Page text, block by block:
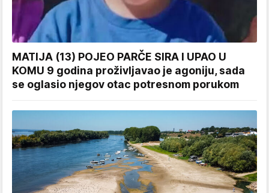
MATIJA (13) POJEO PARČE SIRA I UPAO U
KOMU 9 godina proživljavao je agoniju, sada
se oglasio njegov otac potresnom porukom